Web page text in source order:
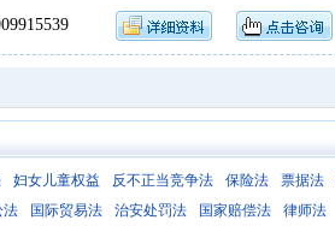
妇女儿童权益 反不正当竞争法 保险法 票据法
法 国际贸易法 治安处罚法 国家赔偿法 律师法